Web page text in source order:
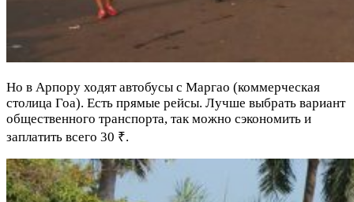
Но в Арпору ходят автобусы с Маргао (коммерческая
столица Гоа). Есть прямые рейсы. Лучше выбрать вариант
общественного транспорта, так можно сэкономить и
заплатить всего 30 ₹.